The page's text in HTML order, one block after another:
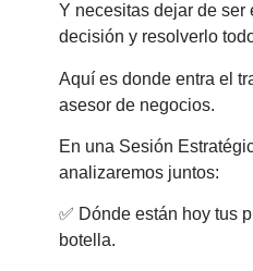
Y necesitas dejar de ser
decisión y resolverlo
Aquí es donde entra el
asesor de negocios.
En una Sesión
analizaremos juntos:
✅ Dónde están hoy tus
botella.